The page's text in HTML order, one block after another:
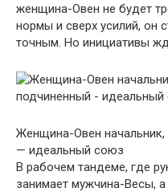
женщина-Овен не будет
нормы и сверх усилий, он
точным. Но инициативы
Женщина-Овен
— идеальный союз
В рабочем тандеме, где
занимает мужчина-Весы,